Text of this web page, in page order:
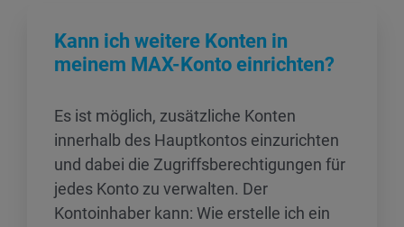
Kann ich weitere Konten in
meinem MAX-Konto einrichten?
Es ist möglich, zusätzliche Konten
innerhalb des Hauptkontos einzurichten
und dabei die Zugriffsberechtigungen für
jedes Konto zu verwalten. Der
Kontoinhaber kann: Wie erstelle ich ein